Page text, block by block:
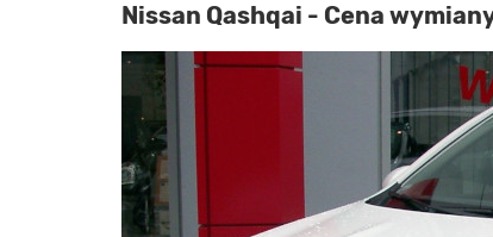
Nissan Qashqai - Cena